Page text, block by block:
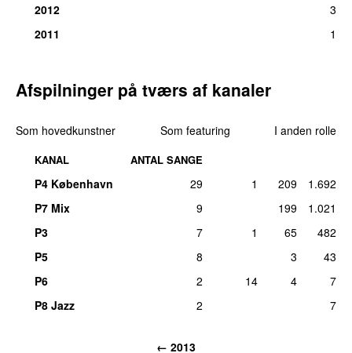
2012
3
2011
1
Afspilninger på tværs af kanaler
Som hovedkunstner Som featuring I anden rolle
KANAL ANTAL SANGE
P4 København 29 1 209
1.692
P7 Mix
9 199
1.021
P3
7 1 65
482
P5
8 3
43
P6
2 14 4
7
P8 Jazz
2 7
← 2013